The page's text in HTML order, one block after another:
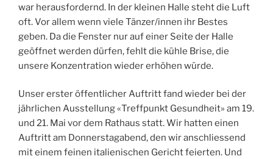
war herausfordernd. In der kleinen Halle steht die Luft
oft. Vor allem wenn viele Tänzer/innen ihr Bestes
geben. Da die Fenster nur auf einer Seite der Halle
geöffnet werden dürfen, fehlt die kühle Brise, die
unsere Konzentration wieder erhöhen würde.
Unser erster öffentlicher Auftritt fand wieder bei der
jährlichen Ausstellung «Treffpunkt Gesundheit» am 19.
und 21. Mai vor dem Rathaus statt. Wir hatten einen
Auftritt am Donnerstagabend, den wir anschliessend
mit einem feinen italienischen Gericht feierten. Und